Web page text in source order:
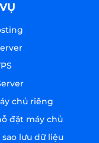
chủ riêng
đặt máy chủ
lưu dữ liệu